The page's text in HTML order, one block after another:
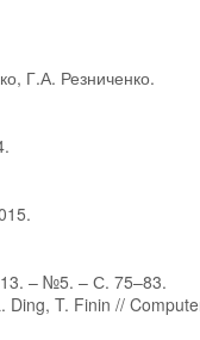
Г.А. Резниченко.
– №5. – С. 75–83.
Ding, T. Finin //